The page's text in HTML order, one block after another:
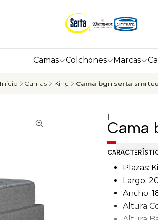
Camas Colchones Marcas
Inicio Camas King Cama bgn serta
|
Cama
Plazas:
Largo:
Ancho:
Altura